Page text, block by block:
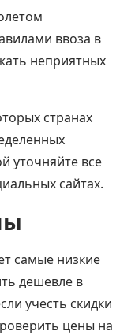
ввоза в
неприятных
странах
уточняйте все
сайтах.
самые низкие
дешевле в
учесть скидки
цены на